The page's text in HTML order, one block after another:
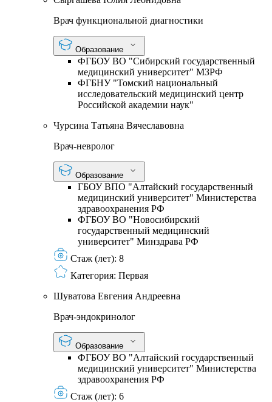
Врач функциональной диагностики
Образование
ФГБОУ ВО "Сибирский государственный
медицинский университет" МЗРФ
ФГБНУ "Томский национальный
исследовательский медицинский центр
Российской академии наук"
Чурсина Татьяна Вячеславовна
Врач-невролог
Образование
ГБОУ ВПО "Алтайский государственный
медицинский университет" Министерства
здравоохранения РФ
ФГБОУ ВО "Новосибирский
государственный медицинский
университет" Минздрава РФ
Стаж (лет): 8
Категория: Первая
Шуватова Евгения Андреевна
Врач-эндокринолог
Образование
ФГБОУ ВО "Алтайский государственный
медицинский университет" Министерства
здравоохранения РФ
Стаж (лет): 6